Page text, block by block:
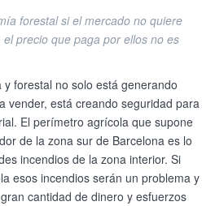
forestal si el mercado no quiere
precio que paga por ellos no es
forestal no solo está generando
vender, está creando seguridad para
El perímetro agrícola que supone
de la zona sur de Barcelona es lo
incendios de la zona interior. Si
esos incendios serán un problema y
cantidad de dinero y esfuerzos